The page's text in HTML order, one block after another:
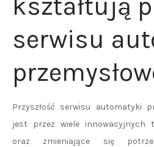
kształtują
serwisu
Przyszłość serwisu automatyki
jest przez wiele innowacyjnych
oraz zmieniające się